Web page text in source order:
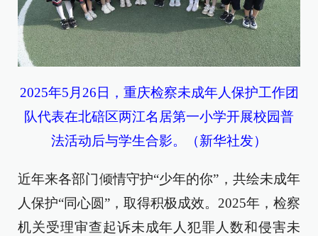
2025年5月26日，重庆检察未成年人保护工作团
队代表在北碚区两江名居第一小学开展校园普
法活动后与学生合影。（新华社发）
近年来各部门倾情守护“少年的你”，共绘未成年
人保护“同心圆”，取得积极成效。2025年，检察
机关受理审查起诉未成年人犯罪人数和侵害未